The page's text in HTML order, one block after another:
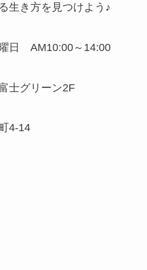
生き方を見つけよう♪
日 AM10:00～14:00
グリーン2F
14